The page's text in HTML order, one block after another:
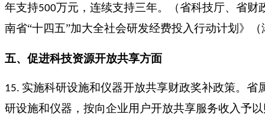
年支持500万元，连续支持三年。（省科技厅、省
南省“十四五”加大全社会研发经费投入行动计划》
五、促进科技资源开放共享方面
15. 实施科研设施和仪器开放共享财政奖补政策。
研设施和仪器，按向企业用户开放共享服务收入予